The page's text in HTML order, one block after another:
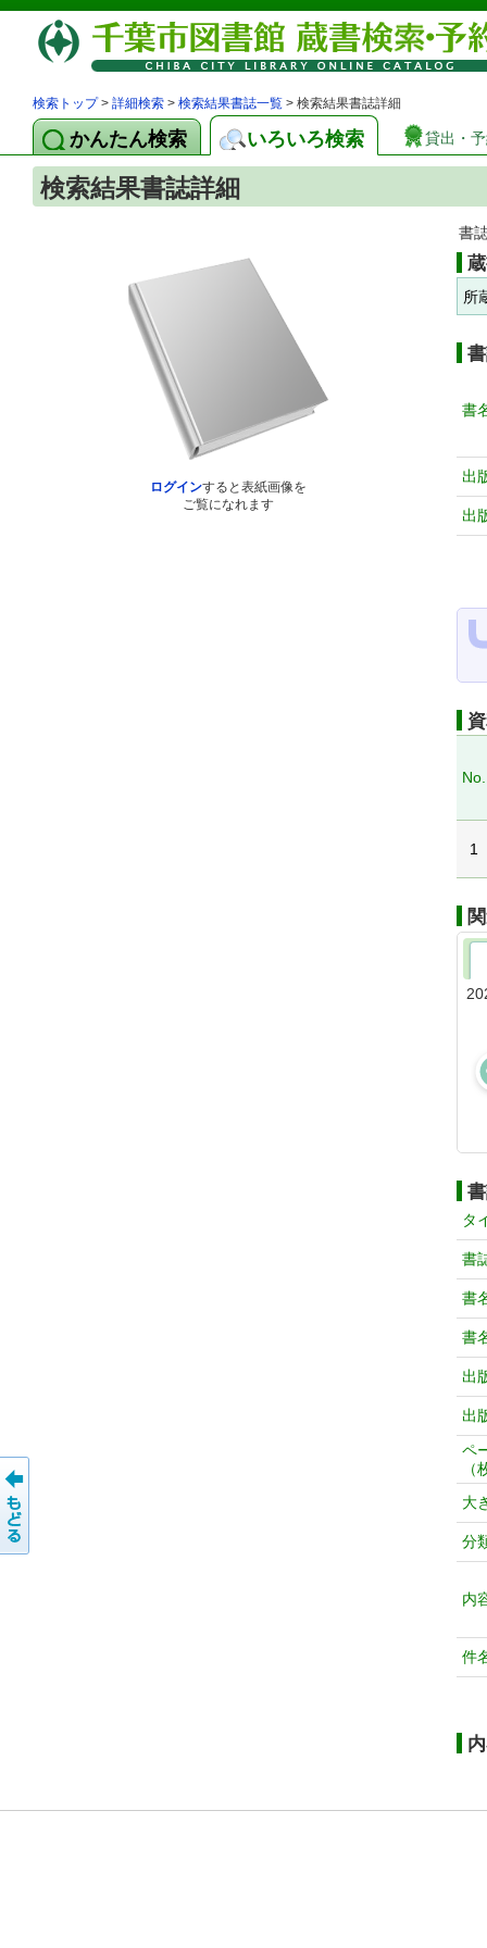
検索トップ> 詳細検索 > 検索結果書誌一覧 > 検索結果書誌詳細
かんたん検索 いろいろ検索 貸出・
検索結果書誌詳細
ログインすると表紙画像を
ご覧になれます
書
所
書
出
出
No.
1
タ
書
書
書
出
出
（
大
分
内
件